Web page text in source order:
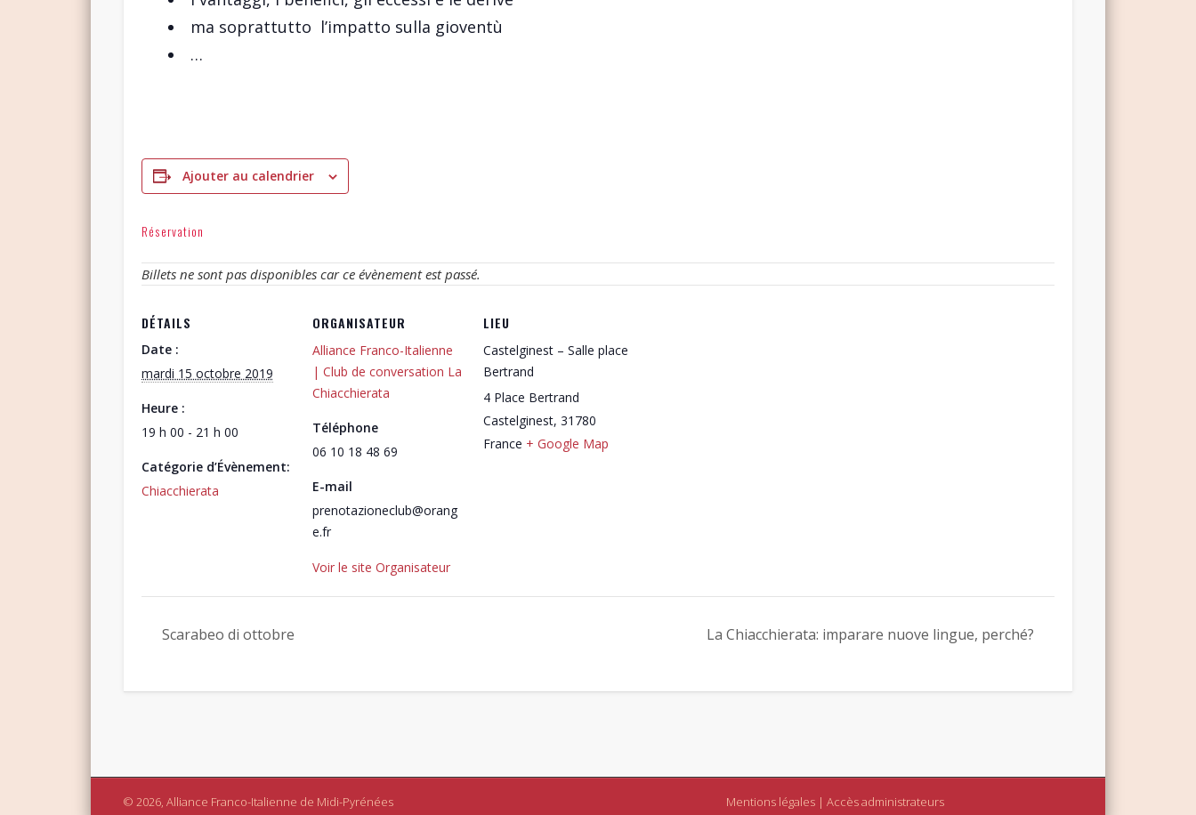
ma soprattutto l’impatto sulla gioventù
…
Ajouter au calendrier
DÉTAILS
Date :
mardi 15 octobre 2019
Heure :
19 h 00 - 21 h 00
Catégorie d’Évènement:
Chiacchierata
ORGANISATEUR
Alliance Franco-Italienne
| Club de conversation La
Chiacchierata
Téléphone
06 10 18 48 69
E-mail
prenotazioneclub@orang
e.fr
Voir le site Organisateur
LIEU
Castelginest – Salle place
Bertrand
4 Place Bertrand
Castelginest, 31780
France + Google Map
Réservation
Billets ne sont pas disponibles car ce évènement est passé.
Scarabeo di ottobre La Chiacchierata: imparare nuove lingue, perché?
© 2026, Alliance Franco-Italienne de Midi-Pyrénées Mentions légales| Accès administrateurs